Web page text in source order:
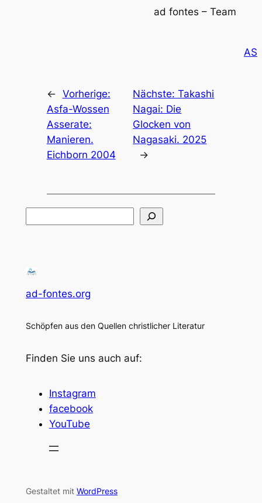
ad fontes – Team
AS
← Vorherige:
Asfa-Wossen
Asserate:
Manieren.
Eichborn 2004
Nächste:Takashi
Nagai: Die
Glocken von
Nagasaki. 2025
→
ad-fontes.org
Schöpfen aus den Quellen christlicher Literatur
Finden Sie uns auch auf:
Instagram
facebook
YouTube
Gestaltet mit WordPress